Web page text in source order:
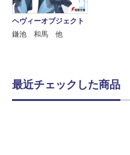
ヘヴィーオブジェクト
鎌池 和馬 他
最近チェックした商品